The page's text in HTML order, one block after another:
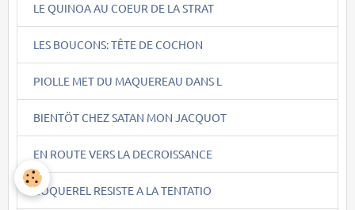
LE QUINOA AU COEUR DE LA STRAT
LES BOUCONS: TÊTE DE COCHON
PIOLLE MET DU MAQUEREAU DANS L
BIENTÖT CHEZ SATAN MON JACQUOT
EN ROUTE VERS LA DECROISSANCE
COQUEREL RESISTE A LA TENTATIO